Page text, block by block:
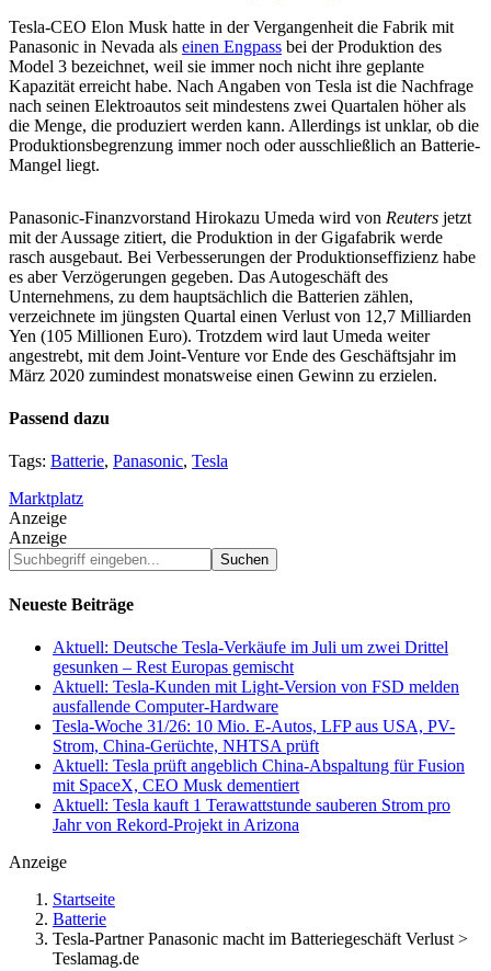
Tesla-CEO Elon Musk hatte in der Vergangenheit die Fabrik mit
Panasonic in Nevada als einen Engpass bei der Produktion des
Model 3 bezeichnet, weil sie immer noch nicht ihre geplante
Kapazität erreicht habe. Nach Angaben von Tesla ist die Nachfrage
nach seinen Elektroautos seit mindestens zwei Quartalen höher als
die Menge, die produziert werden kann. Allerdings ist unklar, ob die
Produktionsbegrenzung immer noch oder ausschließlich an Batterie-
Mangel liegt.
Panasonic-Finanzvorstand Hirokazu Umeda wird von Reuters jetzt
mit der Aussage zitiert, die Produktion in der Gigafabrik werde
rasch ausgebaut. Bei Verbesserungen der Produktionseffizienz habe
es aber Verzögerungen gegeben. Das Autogeschäft des
Unternehmens, zu dem hauptsächlich die Batterien zählen,
verzeichnete im jüngsten Quartal einen Verlust von 12,7 Milliarden
Yen (105 Millionen Euro). Trotzdem wird laut Umeda weiter
angestrebt, mit dem Joint-Venture vor Ende des Geschäftsjahr im
März 2020 zumindest monatsweise einen Gewinn zu erzielen.
Passend dazu
Tags: Batterie, Panasonic, Tesla
Marktplatz
Anzeige
Anzeige
Suchbegriff
eingeben...
Neueste Beiträge
Aktuell: Deutsche Tesla-Verkäufe im Juli um zwei Drittel
gesunken – Rest Europas gemischt
Aktuell: Tesla-Kunden mit Light-Version von FSD melden
ausfallende Computer-Hardware
Tesla-Woche 31/26: 10 Mio. E-Autos, LFP aus USA, PV-
Strom, China-Gerüchte, NHTSA prüft
Aktuell: Tesla prüft angeblich China-Abspaltung für Fusion
mit SpaceX, CEO Musk dementiert
Aktuell: Tesla kauft 1 Terawattstunde sauberen Strom pro
Jahr von Rekord-Projekt in Arizona
Anzeige
Startseite
Batterie
Tesla-Partner Panasonic macht im Batteriegeschäft Verlust >
Teslamag.de